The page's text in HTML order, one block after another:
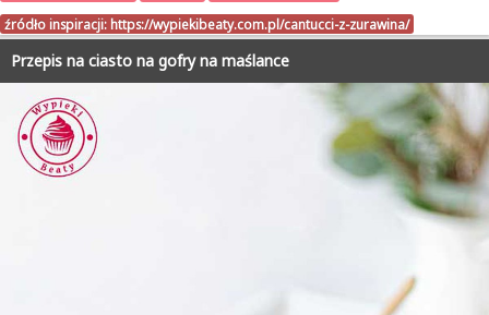
źródło inspiracji: https://wypiekibeaty.com.pl/cantucci-z-zurawina/
Przepis na ciasto na gofry na maślance